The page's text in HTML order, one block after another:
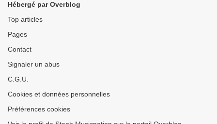
Hébergé par Overblog
Top articles
Pages
Contact
Signaler un abus
C.G.U.
Cookies et données personnelles
Préférences cookies